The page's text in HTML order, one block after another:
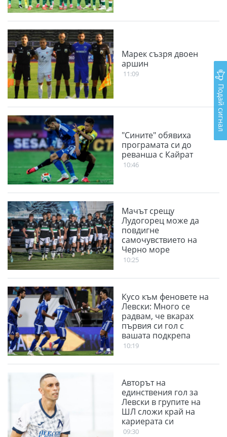
Марек съзря двоен
аршин
11:09
"Сините" обявиха
програмата си до
реванша с Кайрат
10:46
Мачът срещу
Лудогорец може да
повдигне
самочувствието на
Черно море
10:25
Кусо към феновете на
Левски: Много се
радвам, че вкарах
първия си гол с
вашата подкрепа
10:19
Авторът на
единствения гол за
Левски в групите на
ШЛ сложи край на
кариерата си
09:30
Подай сигнал